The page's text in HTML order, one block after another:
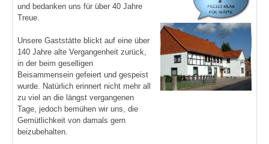
und bedanken uns für über 40 Jahre
Treue.
Unsere Gaststätte blickt auf eine über
140 Jahre alte Vergangenheit zurück,
in der beim geselligen
Beisammensein gefeiert und gespeist
wurde. Natürlich erinnert nicht mehr all
zu viel an die längst vergangenen
Tage, jedoch bemühen wir uns, die
Gemütlichkeit von damals gern
beizubehalten.